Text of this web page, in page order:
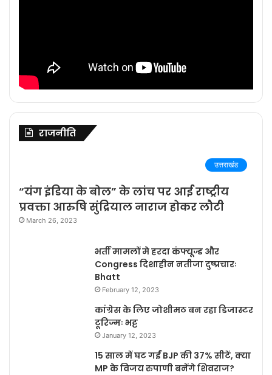
राजनीति
उत्तराखंड
“यंग इंडिया के बोल” के लांच पर आई राष्ट्रीय
प्रवक्ता आरुषि सुंद्रियाल नाराज होकर लौटी
March 26, 2023
भर्ती मामलों मे हरदा कंफ्यूज्ड और
Congress दिशाहीन नतीजा दुष्प्रचारः
Bhatt
February 12, 2023
कांग्रेस के लिए जोशीमठ बन रहा डिजास्टर
टूरिज्मः भट्ट
January 12, 2023
15 साल में घट गईं BJP की 37% सीटें, क्या
MP के विजय रुपाणी बनेंगे शिवराज?